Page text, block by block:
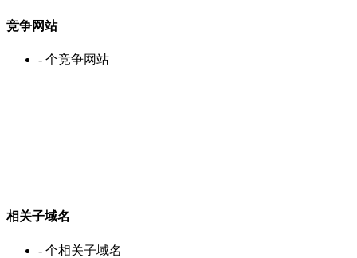
竞争网站
- 个竞争网站
相关子域名
- 个相关子域名